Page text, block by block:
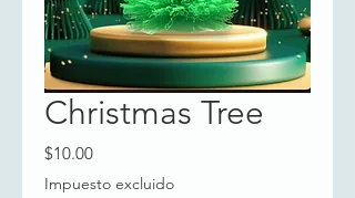
Christmas Tree
$10.00Precio
Impuesto excluido